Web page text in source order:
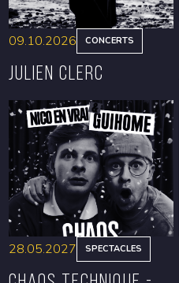
RÉSERVER
09.10.2026 CONCERTS
Julien Clerc
28.05.2027 SPECTACLES